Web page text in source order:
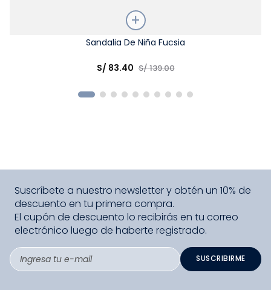
Sandalia De Niña Fucsia
S/ 83.40 S/139.00
Suscríbete a nuestro newsletter y obtén un 10% de
descuento en tu primera compra.
El cupón de descuento lo recibirás en tu correo
electrónico luego de haberte registrado.
SUSCRIBIRME